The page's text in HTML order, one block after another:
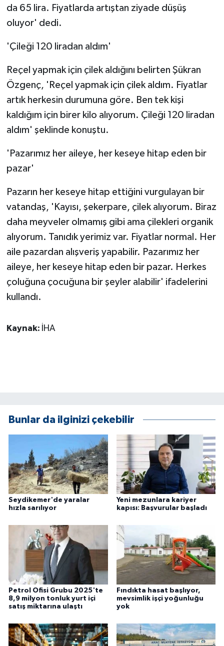
da 65 lira. Fiyatlarda artıştan ziyade düşüş
oluyor' dedi.
'Çileği 120 liradan aldım'
Reçel yapmak için çilek aldığını belirten Şükran
Özgenç, 'Reçel yapmak için çilek aldım. Fiyatlar
artık herkesin durumuna göre. Ben tek kişi
kaldığım için birer kilo alıyorum. Çileği 120 liradan
aldım' şeklinde konuştu.
'Pazarımız her aileye, her keseye hitap eden bir
pazar'
Pazarın her keseye hitap ettiğini vurgulayan bir
vatandaş, 'Kayısı, şekerpare, çilek alıyorum. Biraz
daha meyveler olmamış gibi ama çilekleri organik
alıyorum. Tanıdık yerimiz var. Fiyatlar normal. Her
aile pazardan alışveriş yapabilir. Pazarımız her
aileye, her keseye hitap eden bir pazar. Herkes
çoluğuna çocuğuna bir şeyler alabilir' ifadelerini
kullandı.
Kaynak: İHA
Bunlar da ilginizi çekebilir
Seydikemer'de yaralar
hızla sarılıyor
Yeni mezunlara kariyer
kapısı: Başvurular başladı
Petrol Ofisi Grubu 2025'te
8,9 milyon tonluk yurt içi
satış miktarına ulaştı
Fındıkta hasat başlıyor,
mevsimlik işçi yoğunluğu
yok
YAŞAM